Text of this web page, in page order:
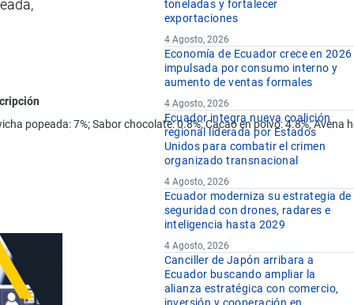
popeada: 7%; Sabor chocolate: 0.8%; Cacao en polvo: 4.8%; Avena
toneladas y fortalecer
exportaciones
4 Agosto, 2026
Economía de Ecuador crece en 2026
impulsada por consumo interno y
aumento de ventas formales
4 Agosto, 2026
Ecuador integra nueva coalición
regional liderada por Estados
Unidos para combatir el crimen
organizado transnacional
4 Agosto, 2026
Ecuador moderniza su estrategia de
seguridad con drones, radares e
inteligencia hasta 2029
4 Agosto, 2026
Canciller de Japón arribara a
Ecuador buscando ampliar la
alianza estratégica con comercio,